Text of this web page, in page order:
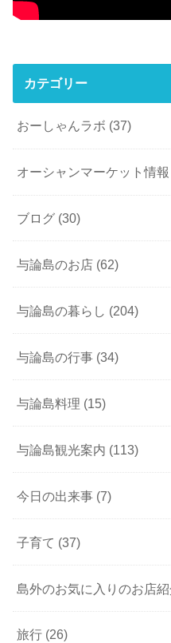
カテゴリー
おーしゃんラボ (37)
オーシャンマーケット情報
ブログ (30)
与論島のお店 (62)
与論島の暮らし (204)
与論島の行事 (34)
与論島料理 (15)
与論島観光案内 (113)
今日の出来事 (7)
子育て (37)
島外のお気に入りのお店
旅行 (26)